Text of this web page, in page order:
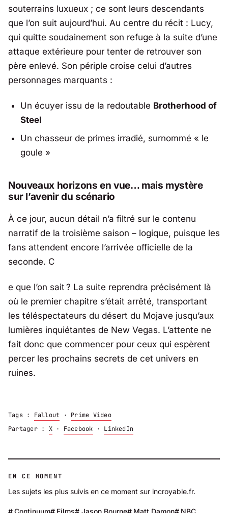
souterrains luxueux ; ce sont leurs descendants
que l’on suit aujourd’hui. Au centre du récit : Lucy,
qui quitte soudainement son refuge à la suite d’une
attaque extérieure pour tenter de retrouver son
père enlevé. Son périple croise celui d’autres
personnages marquants :
Un écuyer issu de la redoutable Brotherhood of
Steel
Un chasseur de primes irradié, surnommé « le
goule »
Nouveaux horizons en vue… mais mystère
sur l’avenir du scénario
À ce jour, aucun détail n’a filtré sur le contenu
narratif de la troisième saison – logique, puisque les
fans attendent encore l’arrivée officielle de la
seconde. C
e que l’on sait ? La suite reprendra précisément là
où le premier chapitre s’était arrêté, transportant
les téléspectateurs du désert du Mojave jusqu’aux
lumières inquiétantes de New Vegas. L’attente ne
fait donc que commencer pour ceux qui espèrent
percer les prochains secrets de cet univers en
ruines.
Tags : Fallout · Prime Video
Partager : X· Facebook · LinkedIn
EN CE MOMENT
Les sujets les plus suivis en ce moment sur incroyable.fr.